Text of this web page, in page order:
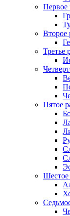
Первое
Второе
Третье
Пятое
Шестое